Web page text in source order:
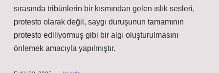
sırasında tribünlerin bir kısmından gelen ıslık sesleri,
protesto olarak değil, saygı duruşunun tamamının
protesto ediliyormuş gibi bir algı oluşturulmasını
önlemek amacıyla yapılmıştır.